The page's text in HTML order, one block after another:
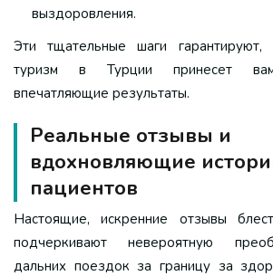
выздоровления.
Эти тщательные шаги гарантируют,
туризм в Турции принесет вам
впечатляющие результаты.
Реальные отзывы и
вдохновляющие
пациентов
Настоящие, искренние отзывы
подчеркивают невероятную
дальних поездок за границу за